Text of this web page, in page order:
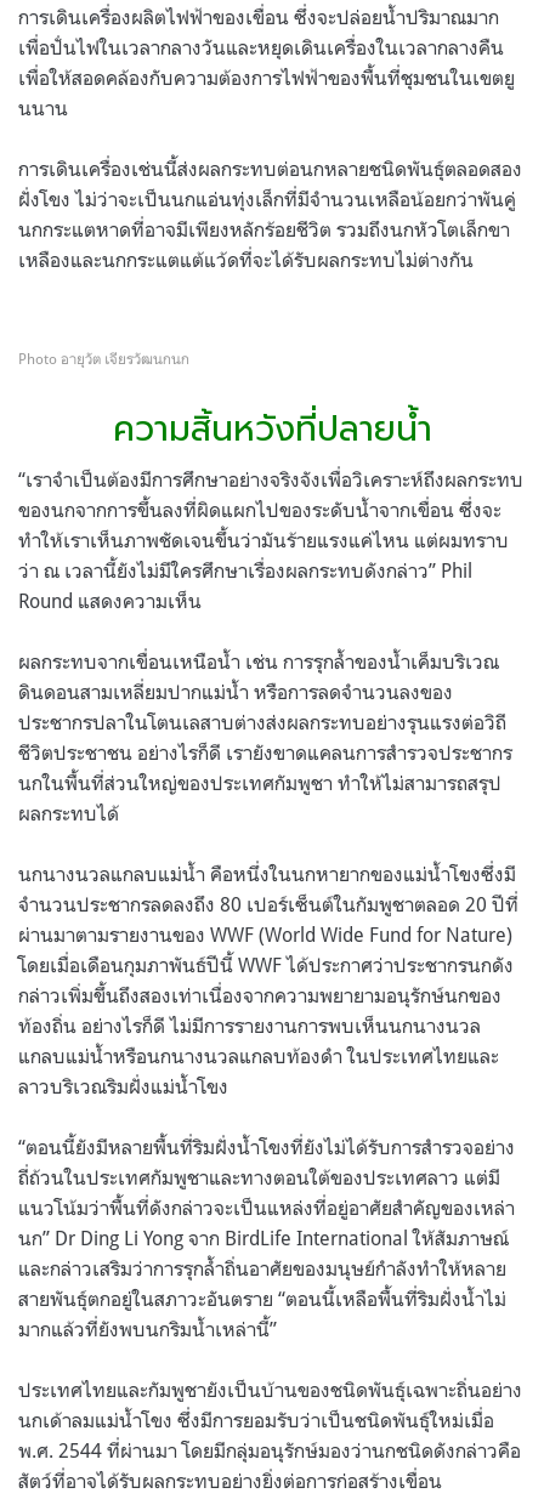
การเดินเครื่องผลิตไฟฟ้าของเขื่อน ซึ่งจะปล่อยน้ำปริมาณมาก
เพื่อปั่นไฟในเวลากลางวันและหยุดเดินเครื่องในเวลากลางคืน
เพื่อให้สอดคล้องกับความต้องการไฟฟ้าของพื้นที่ชุมชนในเขตยู
นนาน
การเดินเครื่องเช่นนี้ส่งผลกระทบต่อนกหลายชนิดพันธุ์ตลอดสอง
ฝั่งโขง ไม่ว่าจะเป็นนกแอ่นทุ่งเล็กที่มีจำนวนเหลือน้อยกว่าพันคู่
นกกระแตหาดที่อาจมีเพียงหลักร้อยชีวิต รวมถึงนกหัวโตเล็กขา
เหลืองและนกกระแตแต้แว้ดที่จะได้รับผลกระทบไม่ต่างกัน
Photo อายุวัต เจียรวัฒนกนก
ความสิ้นหวังที่ปลายน้ำ
“เราจำเป็นต้องมีการศึกษาอย่างจริงจังเพื่อวิเคราะห์ถึงผลกระทบ
ของนกจากการขึ้นลงที่ผิดแผกไปของระดับน้ำจากเขื่อน ซึ่งจะ
ทำให้เราเห็นภาพชัดเจนขึ้นว่ามันร้ายแรงแค่ไหน แต่ผมทราบ
ว่า ณ เวลานี้ยังไม่มีใครศึกษาเรื่องผลกระทบดังกล่าว” Phil
Round แสดงความเห็น
ผลกระทบจากเขื่อนเหนือน้ำ เช่น การรุกล้ำของน้ำเค็มบริเวณ
ดินดอนสามเหลี่ยมปากแม่น้ำ หรือการลดจำนวนลงของ
ประชากรปลาในโตนเลสาบต่างส่งผลกระทบอย่างรุนแรงต่อวิถี
ชีวิตประชาชน อย่างไรก็ดี เรายังขาดแคลนการสำรวจประชากร
นกในพื้นที่ส่วนใหญ่ของประเทศกัมพูชา ทำให้ไม่สามารถสรุป
ผลกระทบได้
นกนางนวลแกลบแม่น้ำ คือหนึ่งในนกหายากของแม่น้ำโขงซึ่งมี
จำนวนประชากรลดลงถึง 80 เปอร์เซ็นต์ในกัมพูชาตลอด 20 ปีที่
ผ่านมาตามรายงานของ WWF (World Wide Fund for Nature)
โดยเมื่อเดือนกุมภาพันธ์ปีนี้ WWFได้ประกาศว่าประชากรนกดัง
กล่าวเพิ่มขึ้นถึงสองเท่าเนื่องจากความพยายามอนุรักษ์นกของ
ท้องถิ่น อย่างไรก็ดี ไม่มีการรายงานการพบเห็นนกนางนวล
แกลบแม่น้ำหรือนกนางนวลแกลบท้องดำ ในประเทศไทยและ
ลาวบริเวณริมฝั่งแม่น้ำโขง
“ตอนนี้ยังมีหลายพื้นที่ริมฝั่งน้ำโขงที่ยังไม่ได้รับการสำรวจอย่าง
ถี่ถ้วนในประเทศกัมพูชาและทางตอนใต้ของประเทศลาว แต่มี
แนวโน้มว่าพื้นที่ดังกล่าวจะเป็นแหล่งที่อยู่อาศัยสำคัญของเหล่า
นก” Dr Ding Li Yong จาก BirdLife Internationalให้สัมภาษณ์
และกล่าวเสริมว่าการรุกล้ำถิ่นอาศัยของมนุษย์กำลังทำให้หลาย
สายพันธุ์ตกอยู่ในสภาวะอันตราย “ตอนนี้เหลือพื้นที่ริมฝั่งน้ำไม่
มากแล้วที่ยังพบนกริมน้ำเหล่านี้”
ประเทศไทยและกัมพูชายังเป็นบ้านของชนิดพันธุ์เฉพาะถิ่นอย่าง
นกเด้าลมแม่น้ำโขง ซึ่งมีการยอมรับว่าเป็นชนิดพันธุ์ใหม่เมื่อ
พ.ศ. 2544 ที่ผ่านมา โดยมีกลุ่มอนุรักษ์มองว่านกชนิดดังกล่าวคือ
สัตว์ที่อาจได้รับผลกระทบอย่างยิ่งต่อการก่อสร้างเขื่อน